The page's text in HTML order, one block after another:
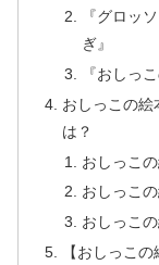
『グロッ
ぎ』
『おしっ
おしっこの
は？
おしっこ
おしっこ
おしっこ
【おしっこ